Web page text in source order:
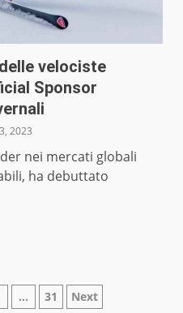
velociste
Sponsor
2023
nei mercati globali
ha debuttato
… 31 Next